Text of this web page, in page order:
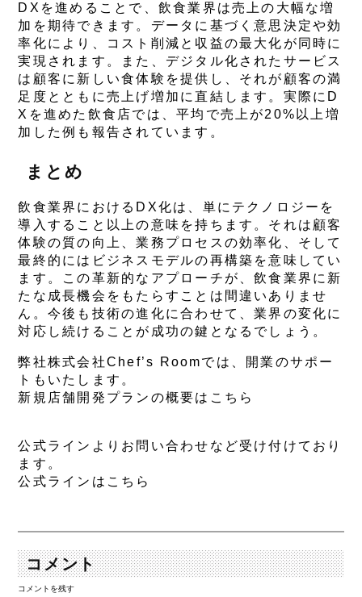
DXを進めることで、飲食業界は売上の大幅な増
加を期待できます。データに基づく意思決定や効
率化により、コスト削減と収益の最大化が同時に
実現されます。また、デジタル化されたサービス
は顧客に新しい食体験を提供し、それが顧客の満
足度とともに売上げ増加に直結します。実際にD
Xを進めた飲食店では、平均で売上が20%以上増
加した例も報告されています。
まとめ
飲食業界におけるDX化は、単にテクノロジーを
導入すること以上の意味を持ちます。それは顧客
体験の質の向上、業務プロセスの効率化、そして
最終的にはビジネスモデルの再構築を意味してい
ます。この革新的なアプローチが、飲食業界に新
たな成長機会をもたらすことは間違いありませ
ん。今後も技術の進化に合わせて、業界の変化に
対応し続けることが成功の鍵となるでしょう。
弊社株式会社Chef’s Roomでは、開業のサポー
トもいたします。
新規店舗開発プランの概要はこちら
公式ラインよりお問い合わせなど受け付けており
ます。
公式ラインはこちら
コメント
コメントを残す